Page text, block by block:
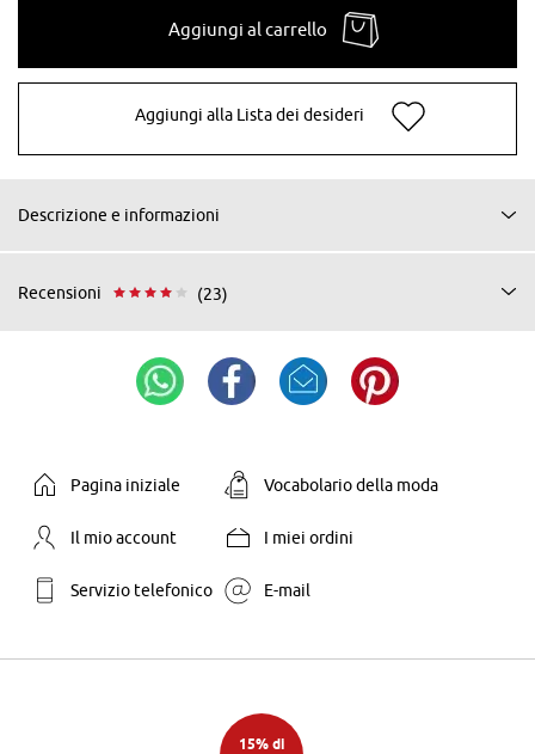
Aggiungi al carrello
Aggiungi alla Lista dei desideri
Descrizione e informazioni
Recensioni (23)
Pagina iniziale Vocabolario della moda
Il mio account I miei ordini
Servizio telefonico E-mail
15% di